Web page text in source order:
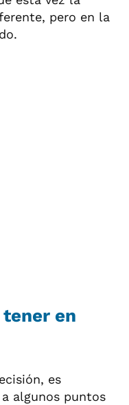
pero en la
tener en
es
algunos puntos